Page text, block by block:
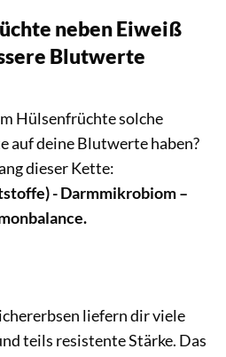
neben Eiweiß
Blutwerte
Hülsenfrüchte solche
auf deine Blutwerte haben?
dieser Kette:
- Darmmikrobiom –
liefern dir viele
teils resistente Stärke. Das